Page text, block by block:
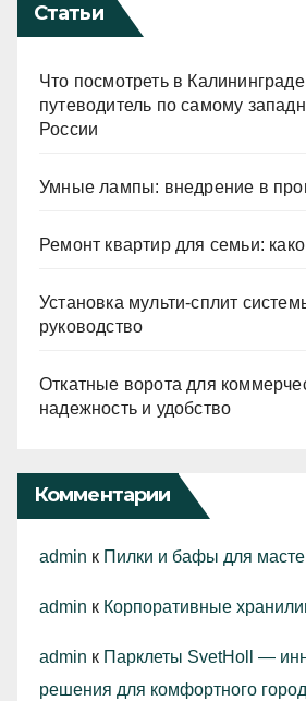
Статьи
Что посмотреть в
путеводитель по самому
России
Умные лампы: внедрение в
Ремонт квартир для семьи:
Установка мульти-сплит
руководство
Откатные ворота для
надежность и удобство
Комментарии
admin к Пилки и бафы для
admin к Корпоративные
admin к Парклеты SvetHoll —
решения для комфортного